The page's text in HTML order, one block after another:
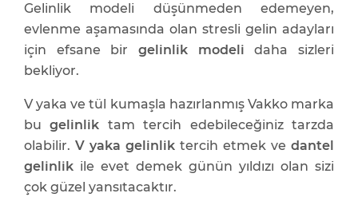
Gelinlik modeli düşünmeden edemeyen,
evlenme aşamasında olan stresli gelin adayları
için efsane bir gelinlik modeli daha sizleri
bekliyor.
V yaka ve tül kumaşla hazırlanmış Vakko marka
bugelinlik tam tercih edebileceğiniz tarzda
olabilir. V yaka gelinlik tercih etmek ve dantel
gelinlik ile evet demek günün yıldızı olan sizi
çok güzel yansıtacaktır.